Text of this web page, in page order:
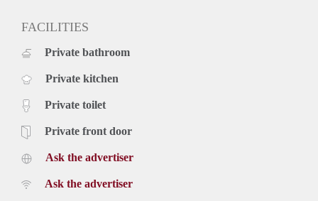
FACILITIES
Private bathroom
Private kitchen
Private toilet
Private front door
Ask the advertiser
Ask the advertiser